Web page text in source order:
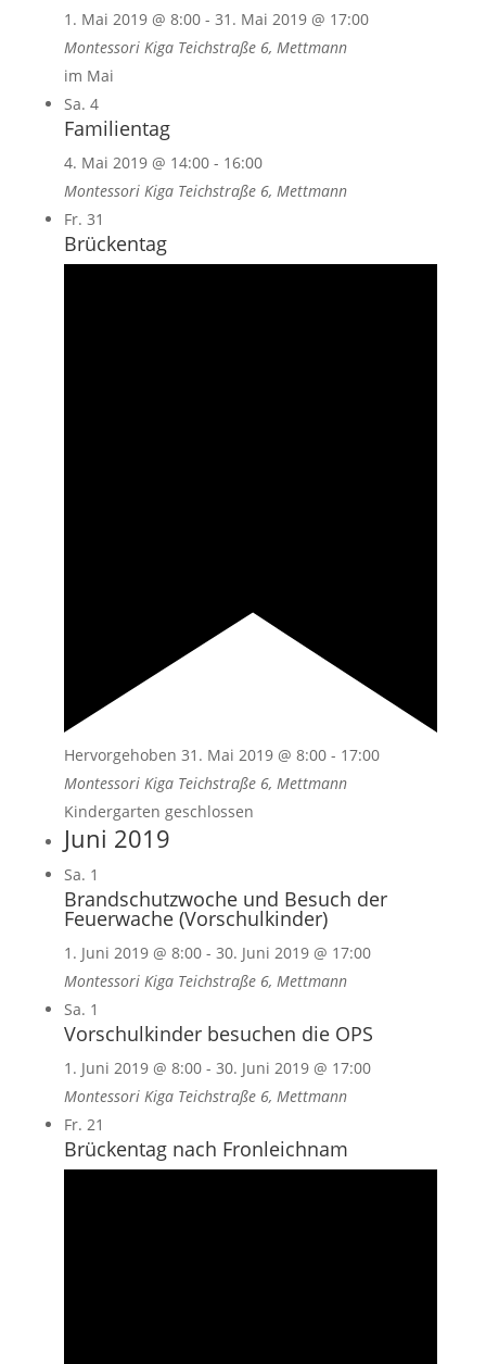
1. Mai 2019 @ 8:00- 31. Mai 2019 @ 17:00
Montessori Kiga Teichstraße 6, Mettmann
im Mai
Sa. 4
Familientag
4. Mai 2019 @ 14:00- 16:00
Montessori Kiga Teichstraße 6, Mettmann
Fr. 31
Brückentag
Hervorgehoben 31. Mai 2019 @ 8:00- 17:00
Montessori Kiga Teichstraße 6, Mettmann
Kindergarten geschlossen
Juni 2019
Sa. 1
Brandschutzwoche und Besuch der
Feuerwache (Vorschulkinder)
1. Juni 2019 @ 8:00- 30. Juni 2019 @ 17:00
Montessori Kiga Teichstraße 6, Mettmann
Sa. 1
Vorschulkinder besuchen die OPS
1. Juni 2019 @ 8:00- 30. Juni 2019 @ 17:00
Montessori Kiga Teichstraße 6, Mettmann
Fr. 21
Brückentag nach Fronleichnam